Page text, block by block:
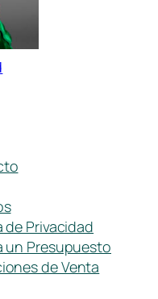
de Privacidad
un Presupuesto
de Venta